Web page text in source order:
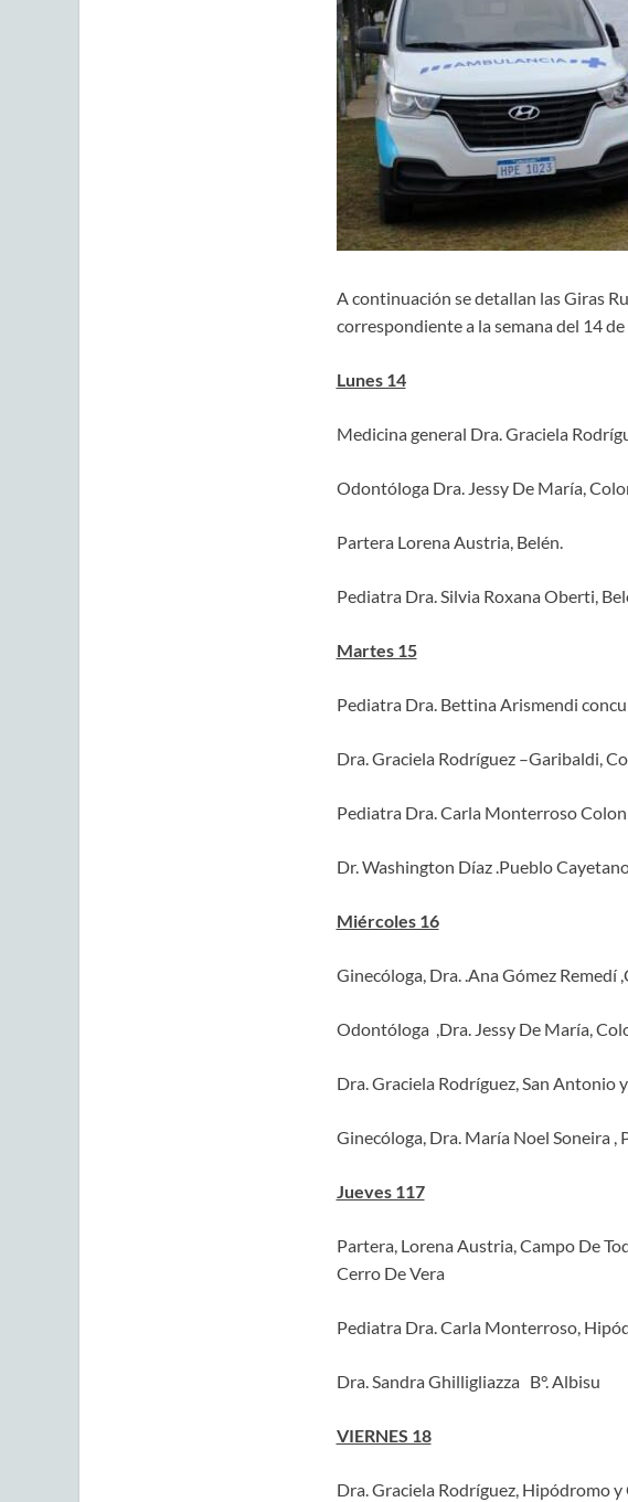
A continuación se detallan las Giras
correspondiente a la semana del 14
Lunes 14
Medicina general Dra. Graciela
Odontóloga Dra. Jessy De María,
Partera Lorena Austria, Belén.
Pediatra Dra. Silvia Roxana Oberti,
Martes 15
Pediatra Dra. Bettina Arismendi
Dra. Graciela Rodríguez –Garibaldi,
Pediatra Dra. Carla Monterroso
Dr. Washington Díaz .Pueblo
Miércoles 16
Ginecóloga, Dra. .Ana Gómez Remedí
Odontóloga ,Dra. Jessy De María,
Dra. Graciela Rodríguez, San Antonio
Ginecóloga, Dra. María Noel Soneira ,
Jueves 117
Partera, Lorena Austria, Campo De
Cerro De Vera
Pediatra Dra. Carla Monterroso,
Dra. Sandra Ghilligliazza B°. Albisu
VIERNES 18
Dra. Graciela Rodríguez, Hipódromo